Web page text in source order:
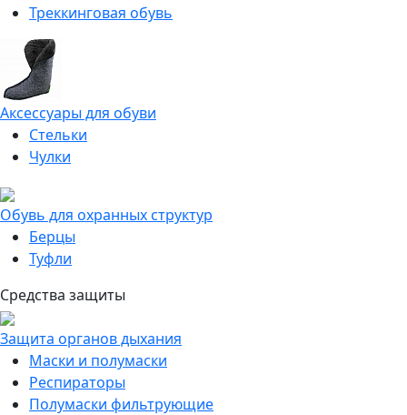
Треккинговая обувь
Аксессуары для обуви
Стельки
Чулки
Обувь для охранных структур
Берцы
Туфли
Средства защиты
Защита органов дыхания
Маски и полумаски
Респираторы
Полумаски фильтрующие